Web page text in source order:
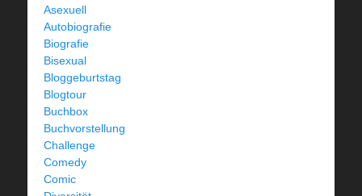
Asexuell
Autobiografie
Biografie
Bisexual
Bloggeburtstag
Blogtour
Buchbox
Buchvorstellung
Challenge
Comedy
Comic